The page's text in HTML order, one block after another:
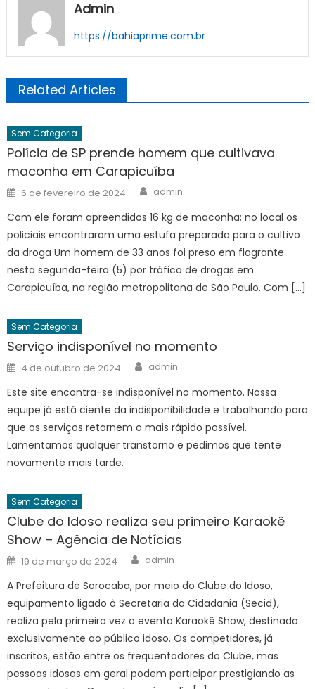
Admin
https://bahiaprime.com.br
Related Articles
Sem Categoria
Polícia de SP prende homem que cultivava
maconha em Carapicuíba
Posted
on
6 de fevereiro de 2024 Author
admin
Com ele foram apreendidos 16 kg de maconha; no local os
policiais encontraram uma estufa preparada para o cultivo
da droga Um homem de 33 anos foi preso em flagrante
nesta segunda-feira (5) por tráfico de drogas em
Carapicuíba, na região metropolitana de São Paulo. Com […]
Sem Categoria
Serviço indisponível no momento
Posted
on
4 de outubro de 2024 Author
admin
Este site encontra-se indisponível no momento. Nossa
equipe já está ciente da indisponibilidade e trabalhando para
que os serviços retornem o mais rápido possível.
Lamentamos qualquer transtorno e pedimos que tente
novamente mais tarde.
Sem Categoria
Clube do Idoso realiza seu primeiro Karaokê
Show – Agência de Notícias
Posted
on
19 de março de 2024 Author
admin
A Prefeitura de Sorocaba, por meio do Clube do Idoso,
equipamento ligado à Secretaria da Cidadania (Secid),
realiza pela primeira vez o evento Karaokê Show, destinado
exclusivamente ao público idoso. Os competidores, já
inscritos, estão entre os frequentadores do Clube, mas
pessoas idosas em geral podem participar prestigiando as